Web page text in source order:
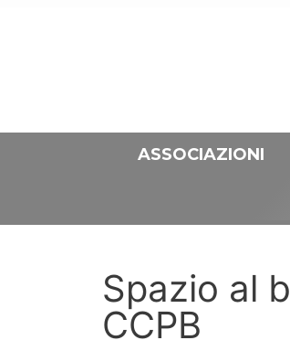
ASSOCIAZIONI
Spazio al
CCPB